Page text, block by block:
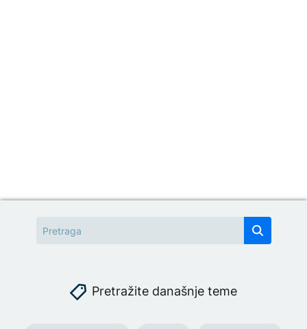
Pretražite današnje teme